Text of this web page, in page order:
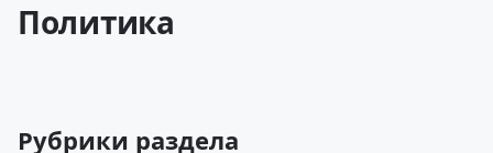
Политика
Рубрики раздела